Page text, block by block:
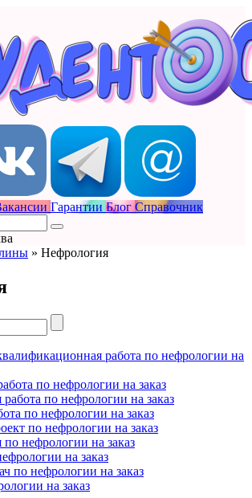
Гарантии Блог Справочник
» Нефрология
работа по нефрологии на
по нефрологии на заказ
по нефрологии на заказ
по нефрологии на заказ
по нефрологии на заказ
по нефрологии на заказ
на заказ
по нефрологии на заказ
на заказ